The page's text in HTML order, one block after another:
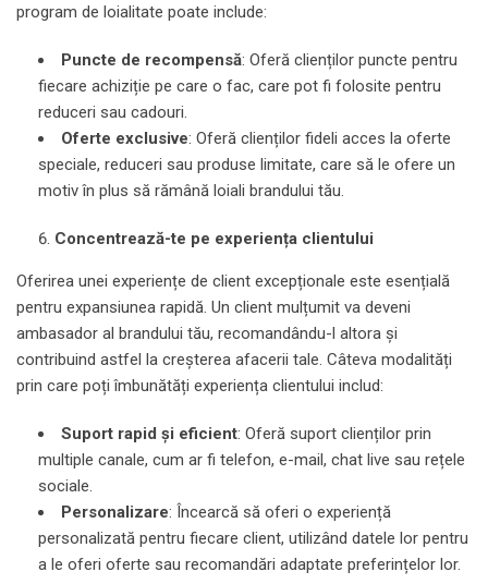
program de loialitate poate include:
Puncte de recompensă: Oferă clienților puncte pentru
fiecare achiziție pe care o fac, care pot fi folosite pentru
reduceri sau cadouri.
Oferte exclusive: Oferă clienților fideli acces la oferte
speciale, reduceri sau produse limitate, care să le ofere un
motiv în plus să rămână loiali brandului tău.
Concentrează-te pe experiența clientului
Oferirea unei experiențe de client excepționale este esențială
pentru expansiunea rapidă. Un client mulțumit va deveni
ambasador al brandului tău, recomandându-l altora și
contribuind astfel la creșterea afacerii tale. Câteva modalități
prin care poți îmbunătăți experiența clientului includ:
Suport rapid și eficient: Oferă suport clienților prin
multiple canale, cum ar fi telefon, e-mail, chat live sau rețele
sociale.
Personalizare: Încearcă să oferi o experiență
personalizată pentru fiecare client, utilizând datele lor pentru
a le oferi oferte sau recomandări adaptate preferințelor lor.